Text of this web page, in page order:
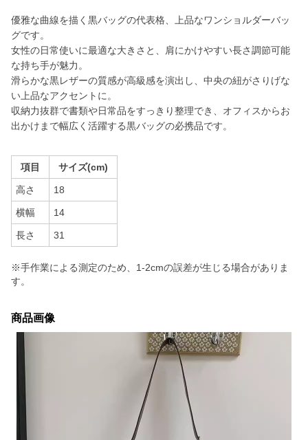
優雅な曲線を描く黒バッグの代表格、上品なワンショルダーバッ
グです。
女性の日常使いに最適な大きさと、肩にかけやすい長さ調節可能
な持ち手が魅力。
滑らかな黒レザーの質感が高級感を演出し、中央の紐がさりげな
い上品なアクセントに。
収納力抜群で書類や日常品をすっきり整理でき、オフィスからお
出かけまで幅広く活躍する黒バッグの必携品です。
項目 サイズ(cm)
高さ 18
横幅 14
長さ 31
※手作業による測定のため、1-2cmの誤差が生じる場合がありま
す。
商品画像